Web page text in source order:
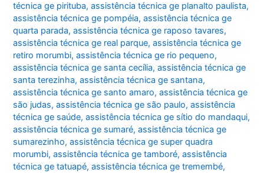
técnica ge pirituba,assistência técnica ge planalto paulista,
assistência técnica ge pompéia,assistência técnica ge
quarta parada,assistência técnica ge raposo tavares,
assistência técnica ge real parque,assistência técnica ge
retiro morumbi,assistência técnica ge rio pequeno,
assistência técnica ge santa cecília,assistência técnica ge
santa terezinha,assistência técnica ge santana,
assistência técnica ge santo amaro,assistência técnica ge
são judas,assistência técnica ge são paulo,assistência
técnica ge saúde,assistência técnica ge sítio do mandaqui,
assistência técnica ge sumaré,assistência técnica ge
sumarezinho,assistência técnica ge super quadra
morumbi,assistência técnica ge tamboré,assistência
técnica ge tatuapé,assistência técnica ge tremembé,